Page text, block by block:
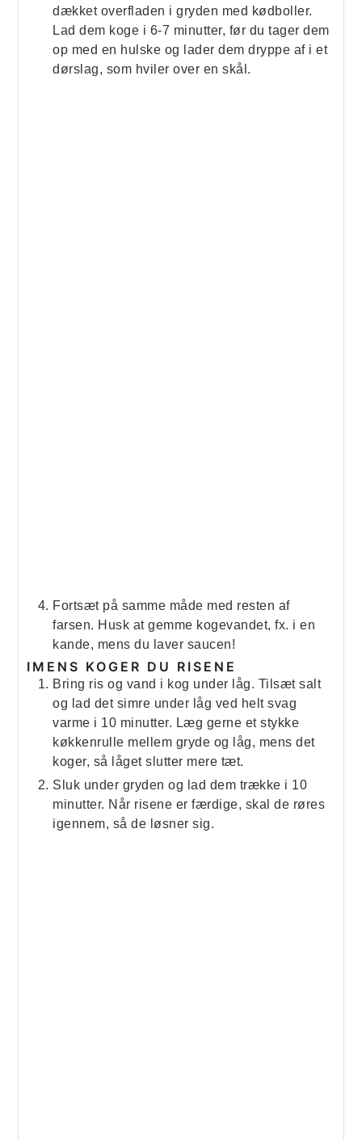
dækket overfladen i gryden med kødboller.
Lad dem koge i 6-7 minutter, før du tager dem
op med en hulske og lader dem dryppe af i et
dørslag, som hviler over en skål.
Fortsæt på samme måde med resten af
farsen. Husk at gemme kogevandet, fx. i en
kande, mens du laver saucen!
IMENS KOGER DU RISENE
Bring ris og vand i kog under låg. Tilsæt salt
og lad det simre under låg ved helt svag
varme i 10 minutter. Læg gerne et stykke
køkkenrulle mellem gryde og låg, mens det
koger, så låget slutter mere tæt.
Sluk under gryden og lad dem trække i 10
minutter. Når risene er færdige, skal de røres
igennem, så de løsner sig.